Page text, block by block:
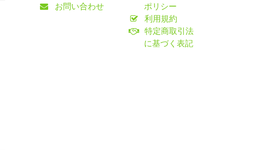
お問い合わせ
ポリシー
利用規約
特定商取引法
に基づく表記